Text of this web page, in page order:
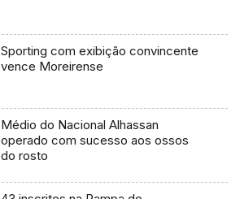
Sporting com exibição convincente
vence Moreirense
Médio do Nacional Alhassan
operado com sucesso aos ossos
do rosto